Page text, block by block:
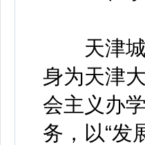
天津城
身为天津
会主义办
务，以“发